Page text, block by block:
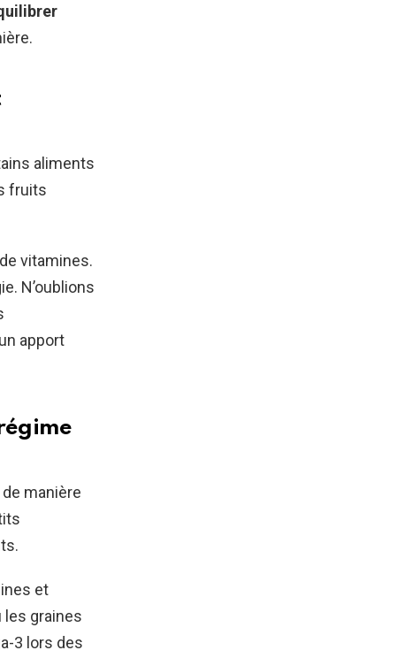
aliments
fruits
vitamines.
N’oublions
apport
manière
et
les graines
3 lors des